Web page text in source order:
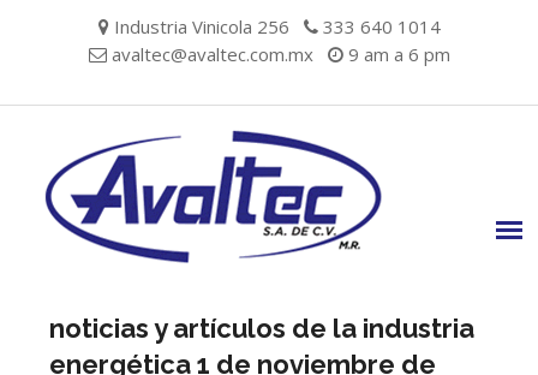
Industria Vinicola 256
333 640 1014
avaltec@avaltec.com.mx
9 am a 6 pm
noticias y artículos de la industria
energética 1 de noviembre de